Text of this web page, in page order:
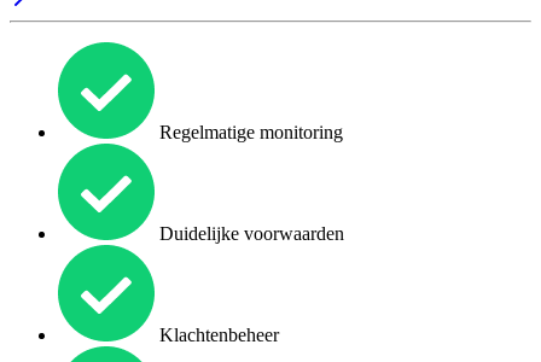
Regelmatige monitoring
Duidelijke voorwaarden
Klachtenbeheer